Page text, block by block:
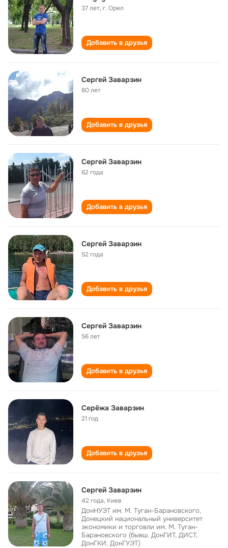
37 лет,г. Орел
Добавить в друзья
Сергей Заварзин
60 лет
Добавить в друзья
Сергей Заварзин
62 года
Добавить в друзья
Сергей Заварзин
52 года
Добавить в друзья
Сергей Заварзин
56 лет
Добавить в друзья
Серёжа Заварзин
21 год
Добавить в друзья
Сергей Заварзин
42 года, Киев
ДонНУЭТ им. М. Туган-Барановского,
Донецкий национальный университет
экономики и торговли им. М. Туган-
Барановского (бывш. ДонГИТ, ДИСТ,
ДонГКИ, ДонГУЭТ)